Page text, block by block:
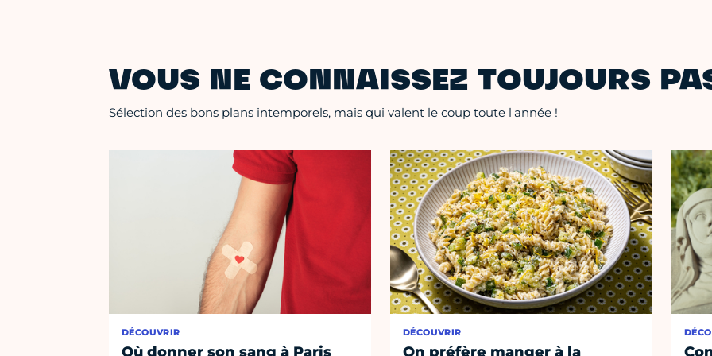
VOUS NE CONNAISSEZ TOUJOURS
Sélection des bons plans intemporels, mais qui valent le coup toute l'année !
DÉCOUVRIR
Où donner son sang à Paris
DÉCOUVRIR
On préfère manger à la